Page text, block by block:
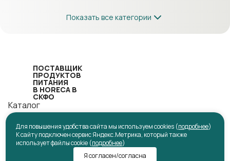
Для повышения удобства сайта мы используем cookies (подробнее)
К сайту подключен сервис Яндекс.Метрика, который также
использует файлы cookie (подробнее)
Я согласен/согласна
Показать все категории
ПОСТАВЩИК
ПРОДУКТОВ
ПИТАНИЯ
В HORECA В
СКФО
Каталог
Мероприятия
8-800-707-2124
chernyaevaalena@frost26.ru
г. Ставрополь, ул. Заводская, д.11